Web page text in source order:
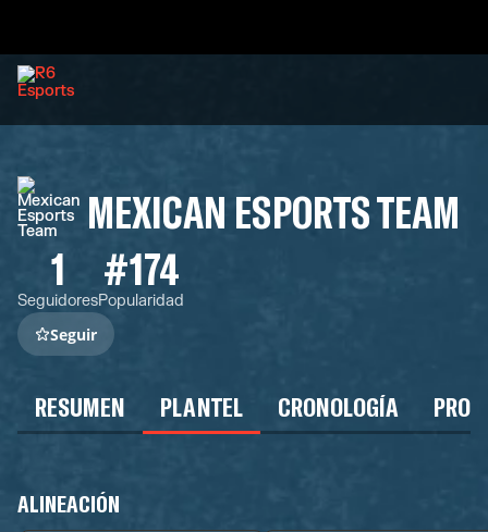
MEXICAN ESPORTS TEAM
1
Seguidores
#174
Popularidad
Seguir
RESUMEN PLANTEL CRONOLOGÍA
ALINEACIÓN